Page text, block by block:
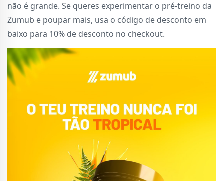
não é grande. Se queres experimentar o pré-treino da
Zumub e poupar mais, usa o código de desconto em
baixo para 10% de desconto no checkout.